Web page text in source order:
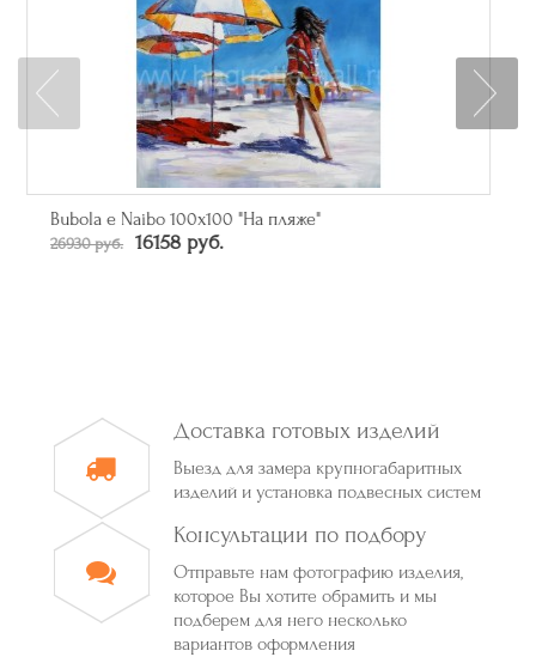
Зеркало прямоугольное в багете цвета серебро
От 50790 руб.
Доставка готовых изделий
Выезд для замера крупногабаритных
изделий и установка подвесных систем
Консультации по подбору
Отправьте нам фотографию изделия,
которое Вы хотите обрамить и мы
подберем для него несколько
вариантов оформления